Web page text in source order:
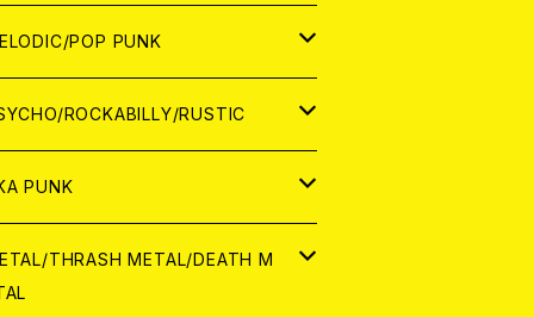
ログ
ログ
POP PUNK
ROCKABILLY/RUSTIC
PUNK
THRASH METAL/DEATH M